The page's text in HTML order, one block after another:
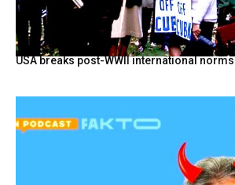
USA breaks post-WWII international norms